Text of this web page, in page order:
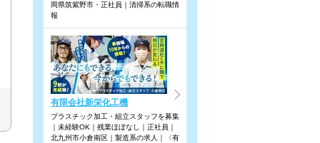
岡県筑紫野市・正社員｜清掃系の転職情
報
有限会社新栄化工機
プラスチック加工・組立スタッフを募集
｜未経験OK｜残業ほぼなし｜正社員｜
北九州市小倉南区｜製造系の求人｜〈有